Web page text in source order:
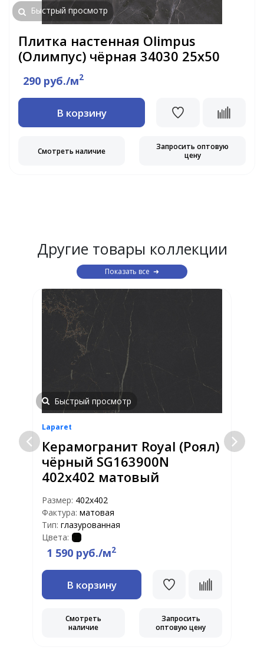
Быстрый просмотр
Плитка настенная Olimpus
(Олимпус) чёрная 34030 25х50
290 руб./м2
В корзину
Смотреть наличие
Запросить оптовую
цену
Другие товары коллекции
Показать все
Быстрый просмотр
Laparet
Керамогранит Royal (Роял)
чёрный SG163900N
402x402 матовый
Размер: 402x402
Фактура: матовая
Тип: глазурованная
Цвета:
1 590 руб./м2
В корзину
Смотреть
наличие
Запросить
оптовую цену